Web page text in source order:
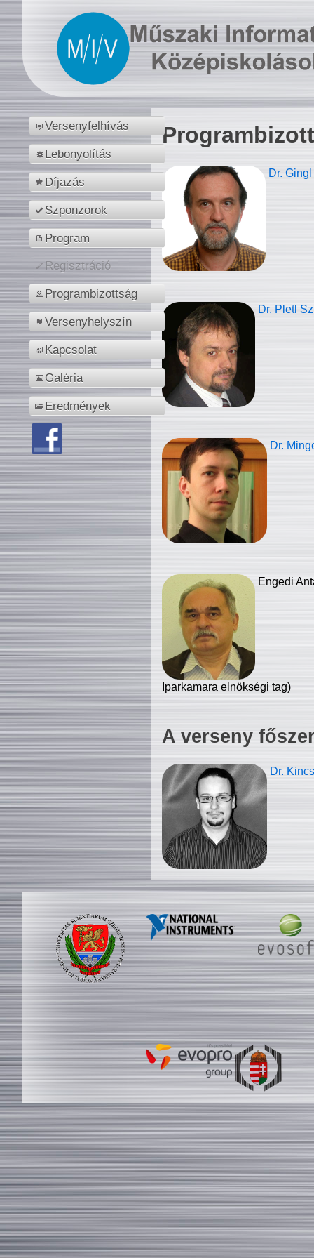
Versenyfelhívás
Lebonyolítás
Díjazás
Szponzorok
Program
Regisztráció
Programbizottság
Versenyhelyszín
Kapcsolat
Galéria
Eredmények
Dr.
Dr. Pletl
Dr.
Engedi
Iparkamara elnökségi tag)
A verseny
Dr.